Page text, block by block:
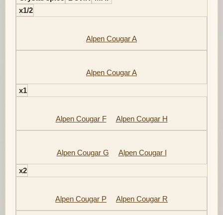
x1/2
Alpen Cougar A
Alpen Cougar A
x1
Alpen Cougar F Alpen Cougar H
Alpen Cougar G Alpen Cougar I
x2
Alpen Cougar P Alpen Cougar R